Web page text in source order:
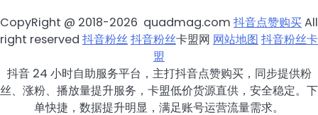
CopyRight @ 2018-2026 quadmag.com 抖音点赞购买All
right reserved 抖音粉丝抖音粉丝卡盟网 网站地图 抖音粉丝卡
盟
抖音 24 小时自助服务平台，主打抖音点赞购买，同步提供粉
丝、涨粉、播放量提升服务，卡盟低价货源直供，安全稳定。下
单快捷，数据提升明显，满足账号运营流量需求。